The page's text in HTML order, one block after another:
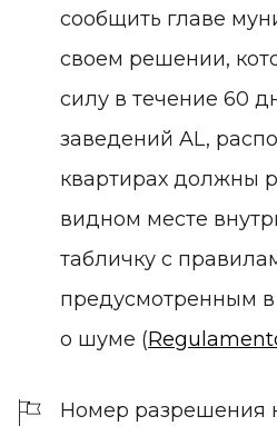
сообщить главе
своем решении,
силу в течение 60
заведений AL,
квартирах должны
видном месте
табличку с
предусмотренным
о шуме (
Номер разрешения